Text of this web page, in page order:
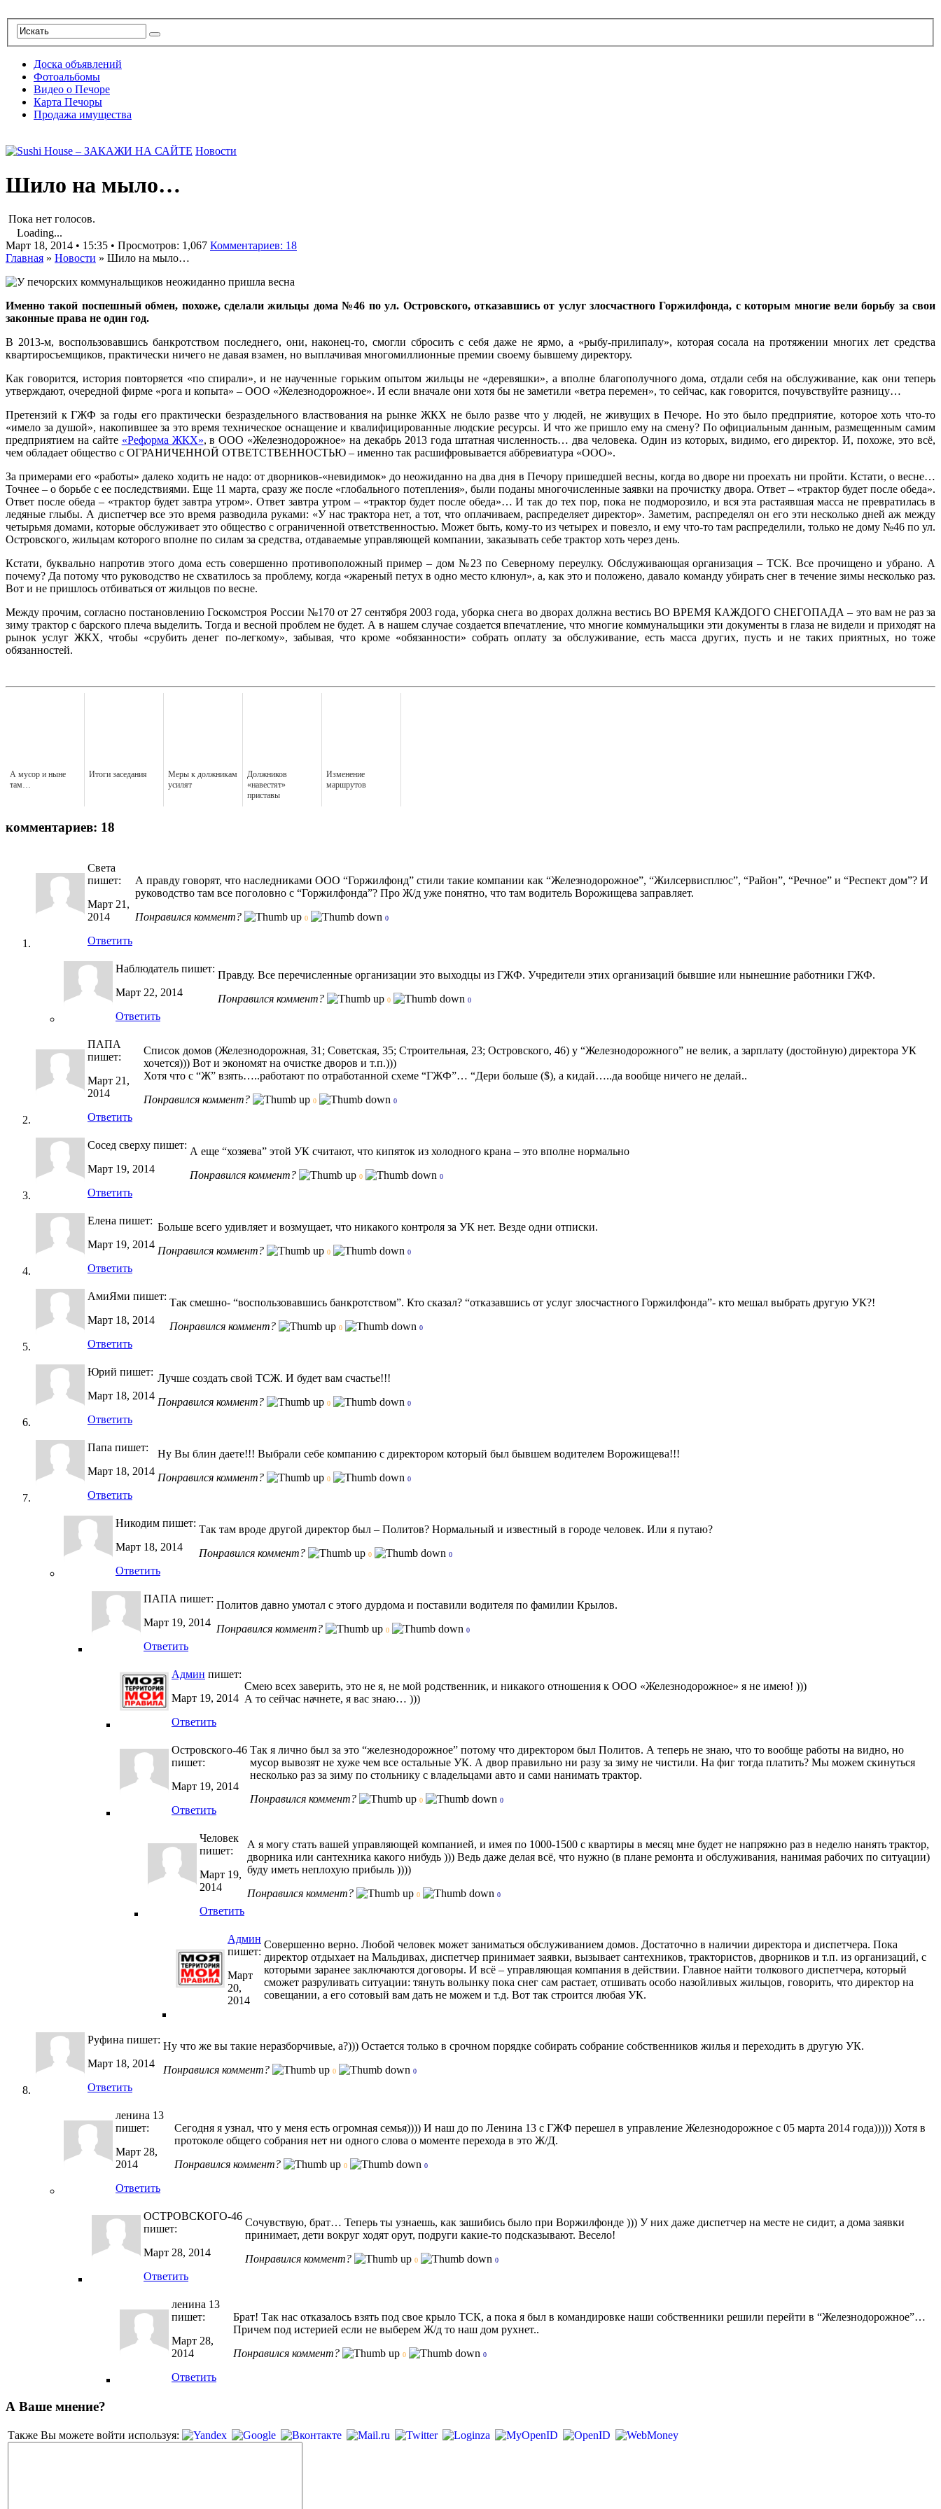
Доска объявлений
Фотоальбомы
Видео о Печоре
Карта Печоры
Продажа имущества
Новости
Шило на мыло…
Пока нет голосов.
Loading...
Март 18, 2014 • 15:35 • Просмотров: 1,067 Комментариев: 18
Главная » Новости » Шило на мыло…
Именно такой поспешный обмен, похоже, сделали жильцы дома №46 по ул. Островского, отказавшись от услуг злосчастного Горжилфонда, с которым многие вели борьбу за свои
законные права не один год.
В 2013-м, воспользовавшись банкротством последнего, они, наконец-то, смогли сбросить с себя даже не ярмо, а «рыбу-прилипалу», которая сосала на протяжении многих лет средства
квартиросъемщиков, практически ничего не давая взамен, но выплачивая многомиллионные премии своему бывшему директору.
Как говорится, история повторяется «по спирали», и не наученные горьким опытом жильцы не «деревяшки», а вполне благополучного дома, отдали себя на обслуживание, как они теперь
утверждают, очередной фирме «рога и копыта» – ООО «Железнодорожное». И если вначале они хотя бы не заметили «ветра перемен», то сейчас, как говорится, почувствуйте разницу…
Претензий к ГЖФ за годы его практически безраздельного властвования на рынке ЖКХ не было разве что у людей, не живущих в Печоре. Но это было предприятие, которое хоть что-то
«имело за душой», накопившее за это время техническое оснащение и квалифицированные людские ресурсы. И что же пришло ему на смену? По официальным данным, размещенным самим
предприятием на сайте «Реформа ЖКХ», в ООО «Железнодорожное» на декабрь 2013 года штатная численность… два человека. Один из которых, видимо, его директор. И, похоже, это всё,
чем обладает общество с ОГРАНИЧЕННОЙ ОТВЕТСТВЕННОСТЬЮ – именно так расшифровывается аббревиатура «ООО».
За примерами его «работы» далеко ходить не надо: от дворников-«невидимок» до неожиданно на два дня в Печору пришедшей весны, когда во дворе ни проехать ни пройти. Кстати, о весне…
Точнее – о борьбе с ее последствиями. Еще 11 марта, сразу же после «глобального потепления», были поданы многочисленные заявки на прочистку двора. Ответ – «трактор будет после обеда».
Ответ после обеда – «трактор будет завтра утром». Ответ завтра утром – «трактор будет после обеда»… И так до тех пор, пока не подморозило, и вся эта растаявшая масса не превратилась в
ледяные глыбы. А диспетчер все это время разводила руками: «У нас трактора нет, а тот, что оплачиваем, распределяет директор». Заметим, распределял он его эти несколько дней аж между
четырьмя домами, которые обслуживает это общество с ограниченной ответственностью. Может быть, кому-то из четырех и повезло, и ему что-то там распределили, только не дому №46 по ул.
Островского, жильцам которого вполне по силам за средства, отдаваемые управляющей компании, заказывать себе трактор хоть через день.
Кстати, буквально напротив этого дома есть совершенно противоположный пример – дом №23 по Северному переулку. Обслуживающая организация – ТСК. Все прочищено и убрано. А
почему? Да потому что руководство не схватилось за проблему, когда «жареный петух в одно место клюнул», а, как это и положено, давало команду убирать снег в течение зимы несколько раз.
Вот и не пришлось отбиваться от жильцов по весне.
Между прочим, согласно постановлению Госкомстроя России №170 от 27 сентября 2003 года, уборка снега во дворах должна вестись ВО ВРЕМЯ КАЖДОГО СНЕГОПАДА – это вам не раз за
зиму трактор с барского плеча выделить. Тогда и весной проблем не будет. А в нашем случае создается впечатление, что многие коммунальщики эти документы в глаза не видели и приходят на
рынок услуг ЖКХ, чтобы «срубить денег по-легкому», забывая, что кроме «обязанности» собрать оплату за обслуживание, есть масса других, пусть и не таких приятных, но тоже
обязанностей.
А мусор и ныне
там…
Итоги заседания
Меры к должникам
усилят
Должников
«навестят»
приставы
Изменение
маршрутов
комментариев: 18
Света
пишет:
Март 21,
2014
Ответить
А правду говорят, что наследниками ООО “Горжилфонд” стили такие компании как “Железнодорожное”, “Жилсервисплюс”, “Район”, “Речное” и “Респект дом”? И
руководство там все поголовно с “Горжилфонда”? Про Ж/д уже понятно, что там водитель Ворожищева заправляет.
Понравился коммент?
0 0
Наблюдатель пишет:
Март 22, 2014
Ответить
Правду. Все перечисленные организации это выходцы из ГЖФ. Учредители этих организаций бывшие или нынешние работники ГЖФ.
Понравился коммент?
0 0
ПАПА
пишет:
Март 21,
2014
Ответить
Список домов (Железнодорожная, 31; Советская, 35; Строительная, 23; Островского, 46) у “Железнодорожного” не велик, а зарплату (достойную) директора УК
хочется))) Вот и экономят на очистке дворов и т.п.)))
Хотя что с “Ж” взять…..работают по отработанной схеме “ГЖФ”… “Дери больше ($), а кидай…..да вообще ничего не делай..
Понравился коммент?
0 0
Сосед сверху пишет:
Март 19, 2014
Ответить
А еще “хозяева” этой УК считают, что кипяток из холодного крана – это вполне нормально
Понравился коммент?
0 0
Елена пишет:
Март 19, 2014
Ответить
Больше всего удивляет и возмущает, что никакого контроля за УК нет. Везде одни отписки.
Понравился коммент?
0 0
АмиЯми пишет:
Март 18, 2014
Ответить
Так смешно- “воспользовавшись банкротством”. Кто сказал? “отказавшись от услуг злосчастного Горжилфонда”- кто мешал выбрать другую УК?!
Понравился коммент?
0 0
Юрий пишет:
Март 18, 2014
Ответить
Лучше создать свой ТСЖ. И будет вам счастье!!!
Понравился коммент?
0 0
Папа пишет:
Март 18, 2014
Ответить
Ну Вы блин даете!!! Выбрали себе компанию с директором который был бывшем водителем Ворожищева!!!
Понравился коммент?
0 0
Никодим пишет:
Март 18, 2014
Ответить
Так там вроде другой директор был – Политов? Нормальный и известный в городе человек. Или я путаю?
Понравился коммент?
0 0
ПАПА пишет:
Март 19, 2014
Ответить
Политов давно умотал с этого дурдома и поставили водителя по фамилии Крылов.
Понравился коммент?
0 0
Админ пишет:
Март 19, 2014
Ответить
Смею всех заверить, это не я, не мой родственник, и никакого отношения к ООО «Железнодорожное» я не имею! )))
А то сейчас начнете, я вас знаю… )))
Островского-46
пишет:
Март 19, 2014
Ответить
Так я лично был за это “железнодорожное” потому что директором был Политов. А теперь не знаю, что то вообще работы на видно, но
мусор вывозят не хуже чем все остальные УК. А двор правильно ни разу за зиму не чистили. На фиг тогда платить? Мы можем скинуться
несколько раз за зиму по стольнику с владельцами авто и сами нанимать трактор.
Понравился коммент?
0 0
Человек
пишет:
Март 19,
2014
Ответить
А я могу стать вашей управляющей компанией, и имея по 1000-1500 с квартиры в месяц мне будет не напряжно раз в неделю нанять трактор,
дворника или сантехника какого нибудь ))) Ведь даже делая всё, что нужно (в плане ремонта и обслуживания, нанимая рабочих по ситуации)
буду иметь неплохую прибыль ))))
Понравился коммент?
0 0
Админ
пишет:
Март
20,
2014
Совершенно верно. Любой человек может заниматься обслуживанием домов. Достаточно в наличии директора и диспетчера. Пока
директор отдыхает на Мальдивах, диспетчер принимает заявки, вызывает сантехников, трактористов, дворников и т.п. из организаций, с
которыми заранее заключаются договоры. И всё – управляющая компания в действии. Главное найти толкового диспетчера, который
сможет разруливать ситуации: тянуть волынку пока снег сам растает, отшивать особо назойливых жильцов, говорить, что директор на
совещании, а его сотовый вам дать не можем и т.д. Вот так строится любая УК.
Руфина пишет:
Март 18, 2014
Ответить
Ну что же вы такие неразборчивые, а?))) Остается только в срочном порядке собирать собрание собственников жилья и переходить в другую УК.
Понравился коммент?
0 0
ленина 13
пишет:
Март 28,
2014
Ответить
Сегодня я узнал, что у меня есть огромная семья)))) И наш до по Ленина 13 с ГЖФ перешел в управление Железнодорожное с 05 марта 2014 года))))) Хотя в
протоколе общего собрания нет ни одного слова о моменте перехода в это Ж/Д.
Понравился коммент?
0 0
ОСТРОВСКОГО-46
пишет:
Март 28, 2014
Ответить
Сочувствую, брат… Теперь ты узнаешь, как зашибись было при Воржилфонде ))) У них даже диспетчер на месте не сидит, а дома заявки
принимает, дети вокруг ходят орут, подруги какие-то подсказывают. Весело!
Понравился коммент?
0 0
ленина 13
пишет:
Март 28,
2014
Ответить
Брат! Так нас отказалось взять под свое крыло ТСК, а пока я был в командировке наши собственники решили перейти в “Железнодорожное”…
Причем под истерией если не выберем Ж/д то наш дом рухнет..
Понравился коммент?
0 0
А Ваше мнение?
Также Вы можете войти используя: